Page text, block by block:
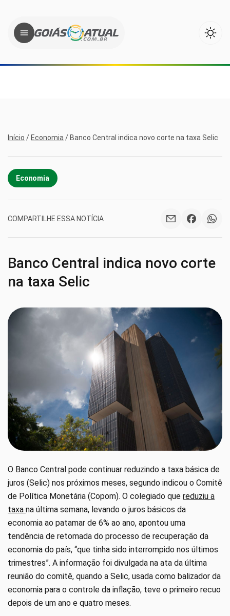
Início / Economia / Banco Central indica novo corte na taxa Selic
Economia
COMPARTILHE ESSA NOTÍCIA
Banco Central indica novo corte
na taxa Selic
O Banco Central pode continuar reduzindo a taxa básica de
juros (Selic) nos próximos meses, segundo indicou o Comitê
de Política Monetária (Copom). O colegiado que reduziu a
taxa na última semana, levando o juros básicos da
economia ao patamar de 6% ao ano, apontou uma
tendência de retomada do processo de recuperação da
economia do país, “que tinha sido interrompido nos últimos
trimestres”. A informação foi divulgada na ata da última
reunião do comitê, quando a Selic, usada como balizador da
economia para o controle da inflação, teve o primeiro recuo
depois de um ano e quatro meses.